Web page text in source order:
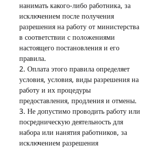
нанимать какого-либо работника, за
исключением после получения
разрешения на работу от министерства
в соответствии с положениями
настоящего постановления и его
правила.
2. Оплата этого правила определяет
условия, условия, виды разрешения на
работу и их процедуры
предоставления, продления и отмены.
3. Не допустимо проводить работу или
посредническую деятельность для
набора или нанятия работников, за
исключением разрешения